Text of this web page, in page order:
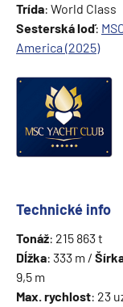
Trída: World Class
Sesterská loď:
America (2025)
Technické info
Tonáž: 215 863 t
Dĺžka: 333 m /
9,5 m
Max. rychlost: 23